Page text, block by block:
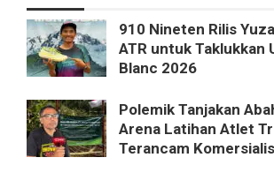
910 Nineten Rilis
ATR untuk Taklukkan
Blanc 2026
Polemik Tanjakan
Arena Latihan Atlet
Terancam